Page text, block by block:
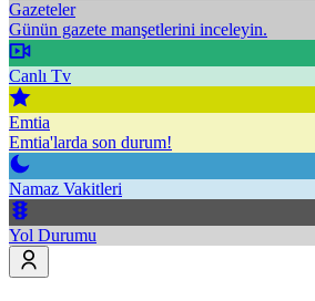
Gazeteler
Günün gazete manşetlerini inceleyin.
Canlı Tv
Emtia
Emtia'larda son durum!
Namaz Vakitleri
Yol Durumu